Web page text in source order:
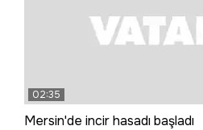
02:35
Mersin'de incir hasadı başladı